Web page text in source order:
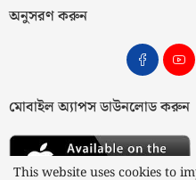
অনুসরণ করুন
মোবাইল অ্যাপস ডাউনলোড করুন
This website uses cookies to